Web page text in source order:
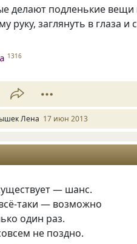
делают подленькие
руку, заглянуть в глаза
1316
Лена 17 июн 2013
— шанс.
таки — возможно
один раз.
не поздно.